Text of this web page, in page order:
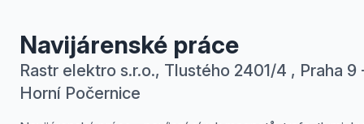
Navijárenské práce
Rastr elektro s.r.o., Tlustého 2401/4 , Praha 9
Horní Počernice